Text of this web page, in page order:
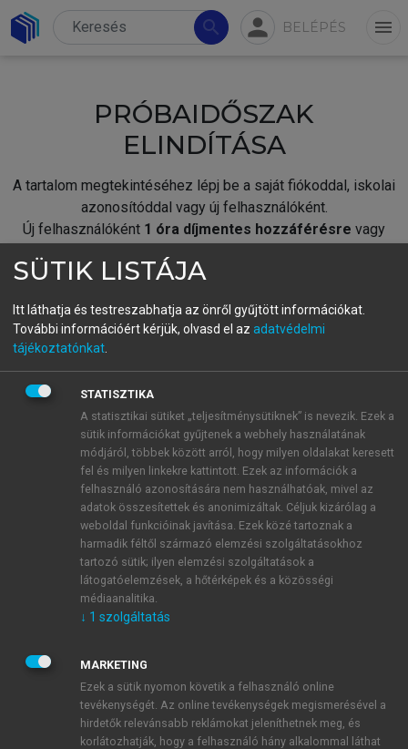
search person BELÉPÉS menu
PRÓBAIDŐSZAK
ELINDÍTÁSA
A tartalom megtekintéséhez lépj be a saját fiókoddal, iskolai
azonosítóddal vagy új felhasználóként.
Új felhasználóként 1 óra díjmentes hozzáférésre vagy
fiókoddal,vagy hozz létre új fiókot.
A regisztráció után apróbaidőszakautomatikusan
BELÉPÉS SAJÁT FIÓKKAL
ÚJ FIÓK LÉTREHOZÁSA
1 óra díjmentes hozzáférés
E-MAIL-CÍM
JELSZÓ
JELSZÓ ÚJRA
SÜTIK LISTÁJA
Itt láthatja és testreszabhatja az önről gyűjtött információkat.
További információért kérjük, olvasd el az adatvédelmi
tájékoztatónkat
STATISZTIKA
A statisztikai sütiket „teljesítménysütiknek” is nevezik. Ezek a
sütik információkat gyűjtenek a webhely használatának
módjáról, többek között arról, hogy milyen oldalakat keresett
fel és milyen linkekre kattintott. Ezek az információk a
felhasználó azonosítására nem használhatóak, mivel az
adatok összesítettek és anonimizáltak. Céljuk kizárólag a
weboldal funkcióinak javítása. Ezek közé tartoznak a
harmadik féltől származó elemzési szolgáltatásokhoz
tartozó sütik; ilyen elemzési szolgáltatások a
látogatóelemzések, a hőtérképek és a közösségi
médiaanalitika.
↓ 1 szolgáltatás
MARKETING
Ezek a sütik nyomon követik a felhasználó online
tevékenységét. Az online tevékenységek megismerésével a
hirdetők relevánsabb reklámokat jeleníthetnek meg, és
korlátozhatják, hogy a felhasználó hány alkalommal láthat